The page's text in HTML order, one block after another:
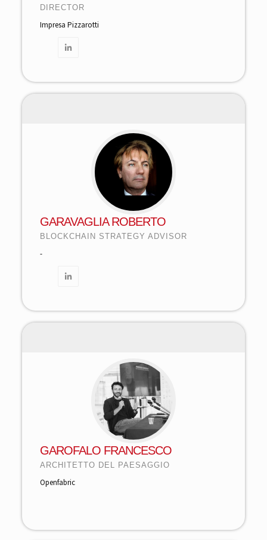
DIRECTOR
Impresa Pizzarotti
GARAVAGLIA ROBERTO
BLOCKCHAIN STRATEGY ADVISOR
-
GAROFALO FRANCESCO
ARCHITETTO DEL PAESAGGIO
Openfabric